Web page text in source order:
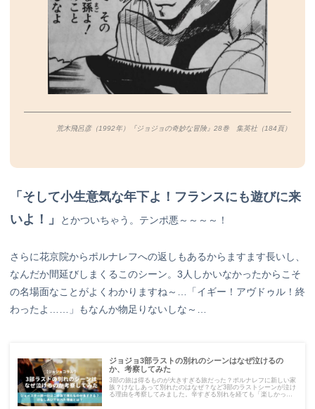
荒木飛呂彦（1992年）『ジョジョの奇妙な冒険』28巻 集英社（184 頁）
「そして小生意気な年下よ！フランスにも遊びに来
いよ！」
とかついちゃう。テンポ悪～～～～！
さらに花京院からポルナレフへの返しもあるからますます長いし、
なんだか間延びしまくるこのシーン。3人しかいなかったからこそ
の名場面なことがよくわかりますね～…「イギー！アヴドゥル！終
わったよ……」もなんか物足りないしな～…
ジョジョ3部ラストの別れのシーンはなぜ泣けるの
か、考察してみた
3部の旅は得るものが大きすぎる旅だった？ポルナレフに新しい家
族？けなしあって別れたのはなぜ？など3部のラストシーンが泣け
る理由を考察してみました。辛すぎる別れを経ても「楽しかっ